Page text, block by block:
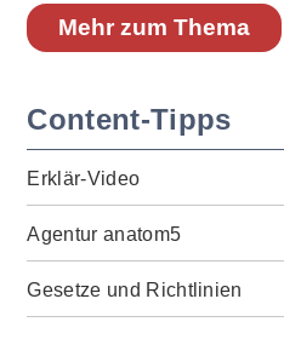
Mehr zum Thema
Content-Tipps
Erklär-Video
Agentur anatom5
Gesetze und Richtlinien